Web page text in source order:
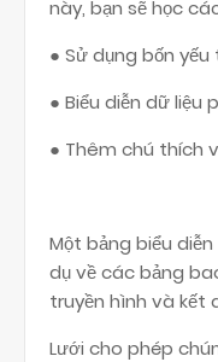
này, bạn sẽ học
● Sử dụng bốn
● Biểu diễn dữ liệu
● Thêm chú thích
Một bảng biểu
dụ về các bảng
truyền hình và kết
Lưới cho phép